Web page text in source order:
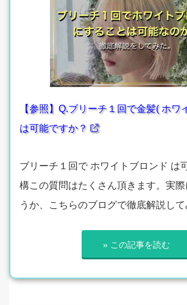
【参照】Q.ブリーチ１回で金髪( ホワ
は可能ですか？
ブリーチ１回で ホワイトブロンド は
構この質問はたくさん頂きます。実
うか、こちらのブログで徹底解説し
» この記事を読む